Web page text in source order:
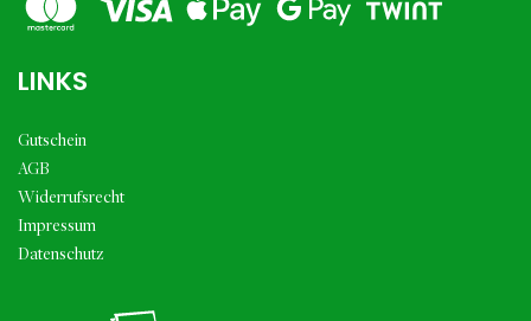
LINKS
Gutschein
AGB
Widerrufsrecht
Impressum
Datenschutz